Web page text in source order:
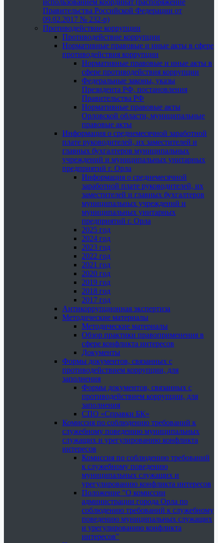
использованием координат (распоряжение
Правительства Российской Федерации от
09.02.2017 № 232-р)
Противодействие коррупции
Противодействие коррупции
Нормативные правовые и иные акты в сфере
противодействия коррупции
Нормативные правовые и иные акты в
сфере противодействия коррупции
Федеральные законы, указы
Президента РФ, постановления
Правительства РФ
Нормативные правовые акты
Орловской области, муниципальные
правовые акты
Информация о среднемесячной заработной
плате руководителей, их заместителей и
главных бухгалтеров муниципальных
учреждений и муниципальных унитарных
предприятий г. Орла
Информация о среднемесячной
заработной плате руководителей, их
заместителей и главных бухгалтеров
муниципальных учреждений и
муниципальных унитарных
предприятий г. Орла
2025 год
2024 год
2023 год
2022 год
2021 год
2020 год
2019 год
2018 год
2017 год
Антикоррупционная экспертиза
Методические материалы
Методические материалы
Обзор практики правоприменения в
сфере конфликта интересов
Документы
Формы документов, связанных с
противодействием коррупции, для
заполнения
Формы документов, связанных с
противодействием коррупции, для
заполнения
СПО «Справки БК»
Комиссия по соблюдению требований к
служебному поведению муниципальных
служащих и урегулированию конфликта
интересов
Комиссия по соблюдению требований
к служебному поведению
муниципальных служащих и
урегулированию конфликта интересов
Положение "О комиссии
администрации города Орла по
соблюдению требований к служебному
поведению муниципальных служащих
и урегулированию конфликта
интересов"